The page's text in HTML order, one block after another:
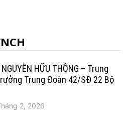
HỮU THÔNG – Trung
Trung Ðoàn 42/SÐ 22 Bộ
2, 2026